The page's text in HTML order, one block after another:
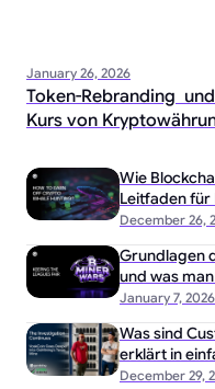
January 26, 2026
Token-Rebranding
Kurs von
December 26,
Wie
Leitfaden für
January 7, 2026
Grundlagen
und was
December 29,
Was sind
erklärt in